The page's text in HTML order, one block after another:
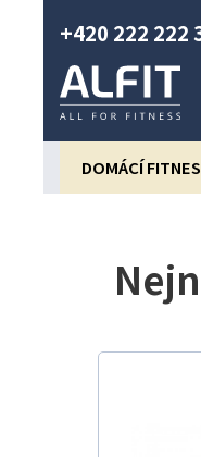
+420 222 222
DOMÁCÍ